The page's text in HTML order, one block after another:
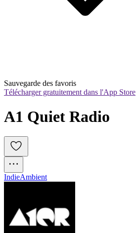
Sauvegarde des favoris
Télécharger gratuitement dans l'App Store
A1 Quiet Radio
IndieAmbient